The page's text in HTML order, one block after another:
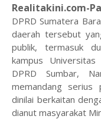
Realitakini.com-
DPRD Sumatera
daerah tersebut
publik, termasuk
kampus
DPRD Sumbar,
memandang serius
dinilai berkaitan
dianut masyarakat